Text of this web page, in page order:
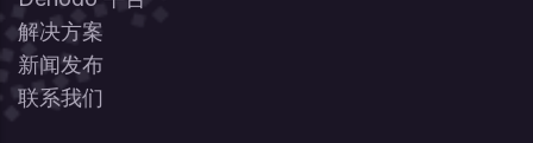
解决方案
新闻发布
联系我们